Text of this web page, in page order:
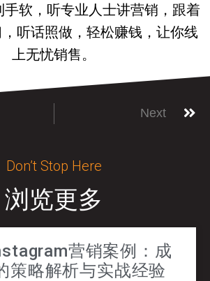
手软，听专业人士讲营销，跟着
听话照做，轻松赚钱，让你线
上无忧销售。
Next
Don’t Stop Here
浏览更多
营销案例：成
策略解析与实战经验